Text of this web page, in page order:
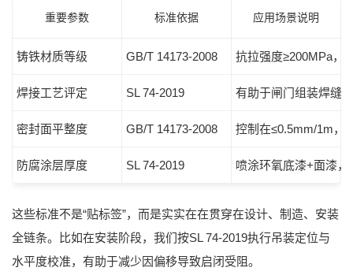
重要参数 标准依据 应用场景说明
铸铁材质等级 GB/T 14173-2008 抗拉强度≥200MPa，
焊接工艺评定 SL 74-2019 有助于闸门组装焊缝
密封面平整度 GB/T 14173-2008 控制在≤0.5mm/1m，
防腐涂层厚度 SL 74-2019 喷涂环氧底漆+面漆
这些标准不是“贴标签”，而是实实在在贯穿在设计、制造、安装
全链条。比如在安装阶段，我们按SL 74-2019执行吊装定位与
水平度校准，有助于减少因偏移导致启闭受阻。